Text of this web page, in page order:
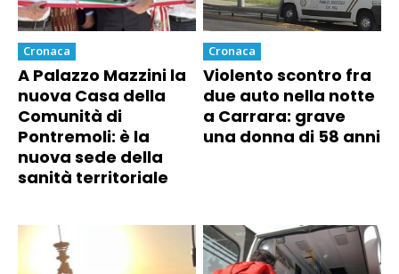
Cronaca
A Palazzo Mazzini la
nuova Casa della
Comunità di
Pontremoli: è la
nuova sede della
sanità territoriale
Cronaca
Violento scontro fra
due auto nella notte
a Carrara: grave
una donna di 58 anni